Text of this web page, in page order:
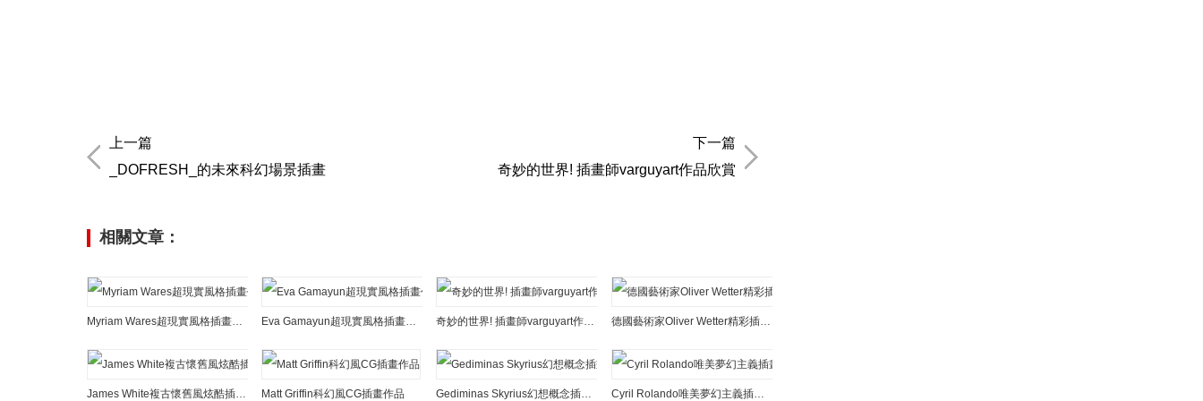
上一篇
_DOFRESH_的未來科幻場景插畫
下一篇
奇妙的世界! 插畫師varguyart作品欣賞
相關文章：
Myriam Wares超現實風格插畫作品 Eva Gamayun超現實風格插畫作品 奇妙的世界! 插畫師varguyart作品欣賞 德國藝術家Oliver Wetter精彩插畫作品欣賞
James White複古懷舊風炫酷插畫作品 Matt Griffin科幻風CG插畫作品 Gediminas Skyrius幻想概念插畫作品 Cyril Rolando唯美夢幻主義插畫作品